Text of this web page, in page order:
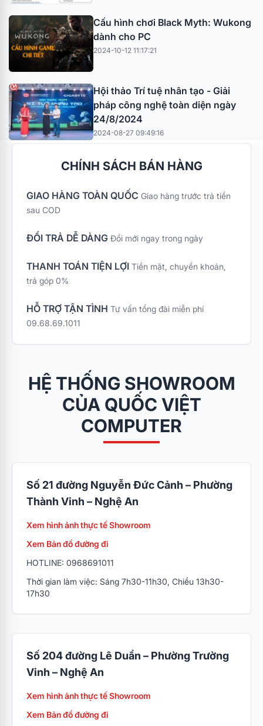
Cấu hình chơi Black Myth: Wukong
dành cho PC
2024-10-12 11:17:21
Hội thảo Trí tuệ nhân tạo - Giải
pháp công nghệ toàn diện ngày
24/8/2024
2024-08-27 09:49:16
CHÍNH SÁCH BÁN HÀNG
GIAO HÀNG TOÀN QUỐC Giao hàng trước trả tiền
sau COD
ĐỔI TRẢ DỄ DÀNG Đổi mới ngay trong ngày
THANH TOÁN TIỆN LỢI Tiền mặt, chuyển khoản,
trả góp 0%
HỖ TRỢ TẬN TÌNH Tư vấn tổng đài miễn phí
09.68.69.1011
HỆ THỐNG SHOWROOM
CỦA QUỐC VIỆT
COMPUTER
Số 21 đường Nguyễn Đức Cảnh – Phường
Thành Vinh – Nghệ An
Xem hình ảnh thực tế Showroom
Xem Bản đồ đường đi
HOTLINE: 0968691011
Thời gian làm việc: Sáng 7h30-11h30, Chiều 13h30-
17h30
Số 204 đường Lê Duẩn – Phường Trường
Vinh – Nghệ An
Xem hình ảnh thực tế Showroom
Xem Bản đồ đường đi